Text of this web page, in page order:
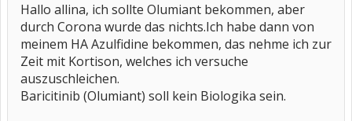
Hallo allina, ich sollte Olumiant bekommen, aber
durch Corona wurde das nichts.Ich habe dann von
meinem HA Azulfidine bekommen, das nehme ich zur
Zeit mit Kortison, welches ich versuche
auszuschleichen.
Baricitinib (Olumiant) soll kein Biologika sein.